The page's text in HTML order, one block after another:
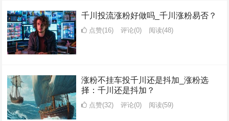
千川投流涨粉好做吗_千川涨粉易否？
点赞(16) 评论(0) 阅读(48)
涨粉不挂车投千川还是抖加_涨粉选
择：千川还是抖加？
点赞(32) 评论(0) 阅读(59)